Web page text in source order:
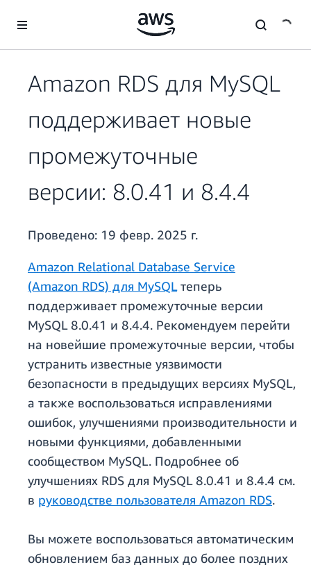
Перейти к главному контенту
Amazon RDS для MySQL
поддерживает новые
промежуточные
версии: 8.0.41 и 8.4.4
Проведено: 19 февр. 2025 г.
Amazon Relational Database Service
(Amazon RDS) для MySQLтеперь
поддерживает промежуточные версии
MySQL 8.0.41 и 8.4.4. Рекомендуем перейти
на новейшие промежуточные версии, чтобы
устранить известные уязвимости
безопасности в предыдущих версиях MySQL,
а также воспользоваться исправлениями
ошибок, улучшениями производительности и
новыми функциями, добавленными
сообществом MySQL. Подробнее об
улучшениях RDS для MySQL 8.0.41 и 8.4.4 см.
в руководстве пользователя Amazon RDS.
Вы можете воспользоваться автоматическим
обновлением баз данных до более поздних